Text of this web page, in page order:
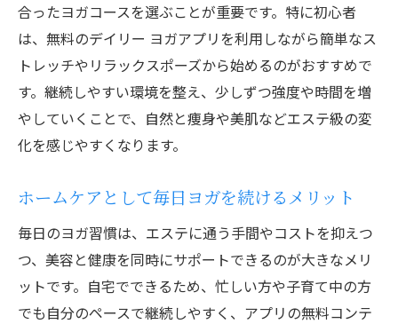
合ったヨガコースを選ぶことが重要です。特に初心者
は、無料のデイリー ヨガアプリを利用しながら簡単なス
トレッチやリラックスポーズから始めるのがおすすめで
す。継続しやすい環境を整え、少しずつ強度や時間を増
やしていくことで、自然と痩身や美肌などエステ級の変
化を感じやすくなります。
ホームケアとして毎日ヨガを続けるメリット
毎日のヨガ習慣は、エステに通う手間やコストを抑えつ
つ、美容と健康を同時にサポートできるのが大きなメリ
ットです。自宅でできるため、忙しい方や子育て中の方
でも自分のペースで継続しやすく、アプリの無料コンテ